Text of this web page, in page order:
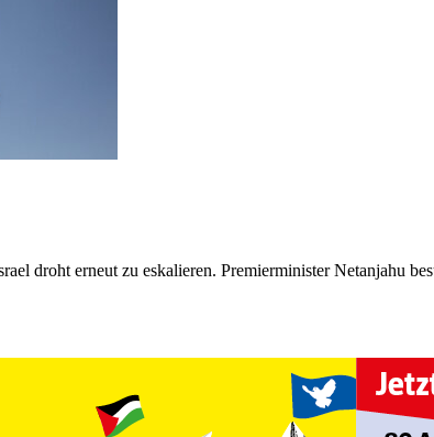
droht erneut zu eskalieren. Premierminister Netanjahu